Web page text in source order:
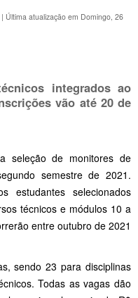
| Última atualização em Domingo, 26
integrados ao
vão até 20 de
seleção de monitores de
semestre de 2021.
estudantes selecionados
técnicos e módulos 10 a
entre outubro de 2021
sendo 23 para disciplinas
Todas as vagas dão